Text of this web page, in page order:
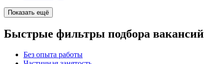
Показать ещё
Быстрые фильтры подбора вакансий
Без опыта работы